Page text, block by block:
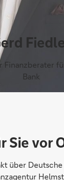
Finanzberater
Bank
Sie vor
über Deutsche